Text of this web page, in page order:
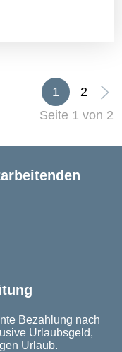
1
2
Seite 1 von 2
Bezahlung nach
Urlaubsgeld,
Urlaub.